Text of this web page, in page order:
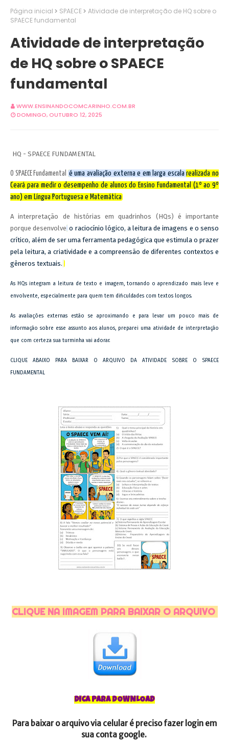
Página inicial SPAECE
Atividade de interpretação de HQ sobre o
SPAECE fundamental
Atividade de interpretação
de HQ sobre o SPAECE
fundamental
WWW.ENSINANDOCOMCARINHO.COM.BR
DOMINGO, OUTUBRO 12, 2025
HQ - SPAECE FUNDAMENTAL
O SPAECE Fundamental
é uma avaliação externa e em larga escala realizada no
Ceará para medir o desempenho de alunos do Ensino Fundamental (1º ao 9º
ano) em Língua Portuguesa e Matemática
A interpretação de histórias em quadrinhos (HQs) é importante
porque desenvolve o raciocínio lógico, a leitura de imagens e o senso
crítico, além de ser uma ferramenta pedagógica que estimula o prazer
pela leitura, a criatividade e a compreensão de diferentes contextos e
gêneros textuais.
As HQs integram a leitura de texto e imagem, tornando o aprendizado mais leve e
envolvente, especialmente para quem tem dificuldades com textos longos.
As avaliações externas estão se aproximando e para levar um pouco mais de
informação sobre esse assunto aos alunos, preparei uma atividade de interpretação
que com certeza sua turminha vai adorar.
CLIQUE ABAIXO PARA BAIXAR O ARQUIVO DA ATIVIDADE SOBRE O SPAECE
FUNDAMENTAL
CLIQUE NA IMAGEM PARA BAIXAR O ARQUIVO
DICA PARA DOWNLOAD
Para baixar o arquivo via celular é preciso fazer login em
sua conta google.